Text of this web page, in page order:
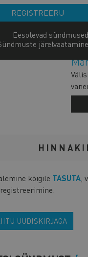
REGISTREERU
Eesolevad sündmused
järelvaatamine
kõigile TASUTA,
UUDISKIRJAGA